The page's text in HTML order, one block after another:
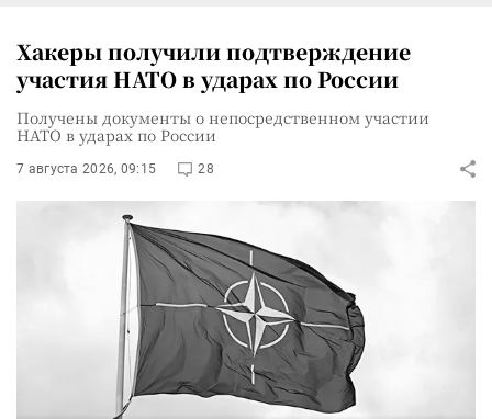
Хакеры получили подтверждение
участия НАТО в ударах по России
Получены документы о непосредственном участии
НАТО в ударах по России
7 августа 2026, 09:15 28